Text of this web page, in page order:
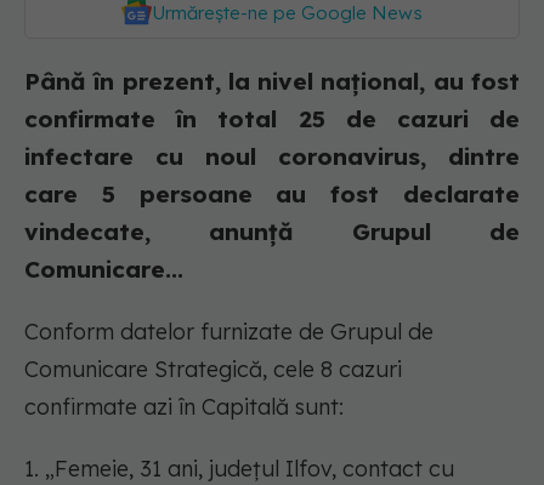
Urmărește-ne pe Google News
Până în prezent, la nivel național, au fost
confirmate în total 25 de cazuri de
infectare cu noul coronavirus, dintre
care 5 persoane au fost declarate
vindecate, anunță Grupul de
Comunicare...
Conform datelor furnizate de Grupul de
Comunicare Strategică, cele 8 cazuri
confirmate azi în Capitală sunt:
1. „Femeie, 31 ani, județul Ilfov, contact cu